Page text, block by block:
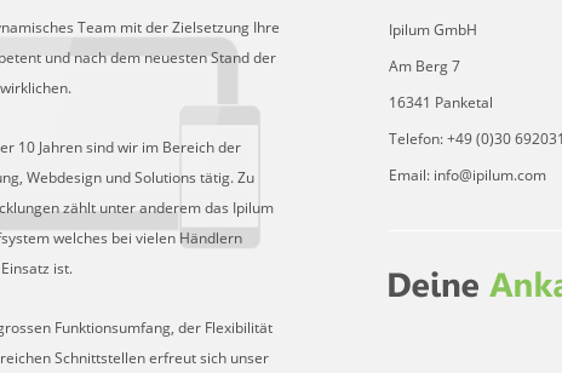
Team mit der Zielsetzung Ihre
und nach dem neuesten Stand der
10 Jahren sind wir im Bereich der
Webdesign und Solutions tätig. Zu
zählt unter anderem das Ipilum
welches bei vielen Händlern
ist.
Funktionsumfang, der Flexibilität
Schnittstellen erfreut sich unser
Ipilum GmbH
Am Berg 7
16341 Panketal
Telefon: +49 (0)30
Email: info@ipilum.com